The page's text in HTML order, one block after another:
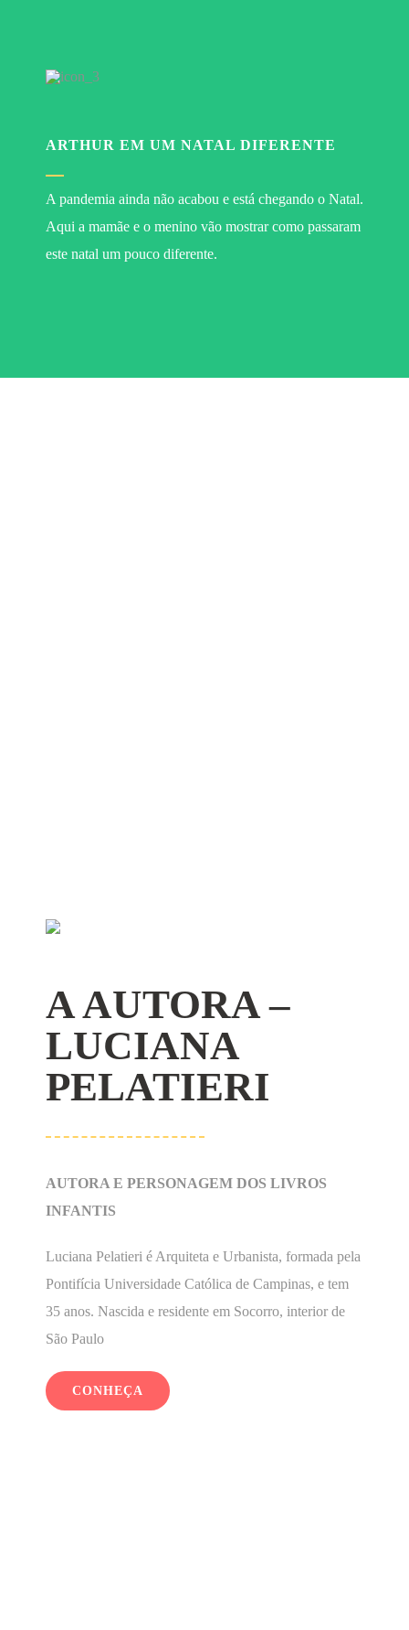
ARTHUR EM UM NATAL DIFERENTE
A pandemia ainda não acabou e está chegando o Natal.
Aqui a mamãe e o menino vão mostrar como passaram
este natal um pouco diferente.
A AUTORA –
LUCIANA
PELATIERI
AUTORA E PERSONAGEM DOS LIVROS
INFANTIS
Luciana Pelatieri é Arquiteta e Urbanista, formada pela
Pontifícia Universidade Católica de Campinas, e tem
35 anos. Nascida e residente em Socorro, interior de
São Paulo
CONHEÇA